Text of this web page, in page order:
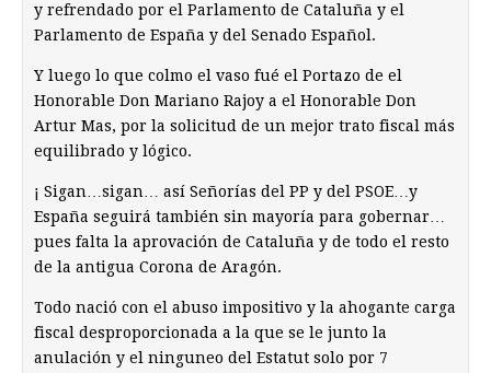
y refrendado por el Parlamento de Cataluña y el
Parlamento de España y del Senado Español.
Y luego lo que colmo el vaso fué el Portazo de el
Honorable Don Mariano Rajoy a el Honorable Don
Artur Mas, por la solicitud de un mejor trato fiscal más
equilibrado y lógico.
¡ Sigan…sigan… así Señorías del PP y del PSOE…y
España seguirá también sin mayoría para gobernar…
pues falta la aprovación de Cataluña y de todo el resto
de la antigua Corona de Aragón.
Todo nació con el abuso impositivo y la ahogante carga
fiscal desproporcionada a la que se le junto la
anulación y el ninguneo del Estatut solo por 7